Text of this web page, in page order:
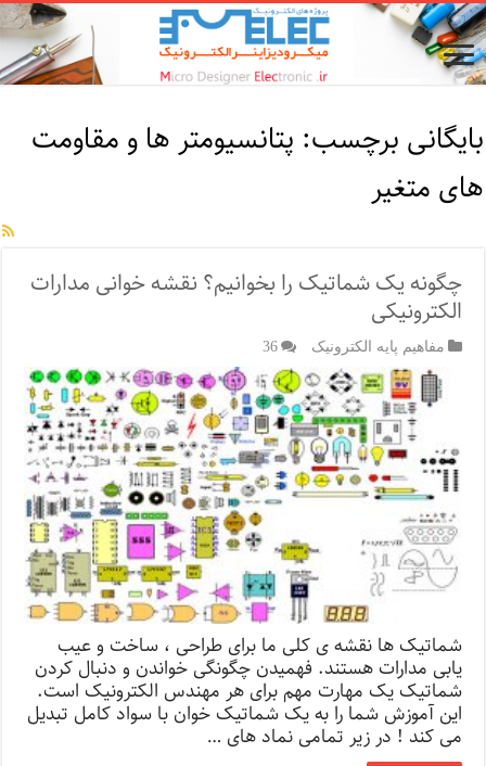
بایگانی برچسب: پتانسیومتر ها و مقاومت
های متغیر
چگونه یک شماتیک را بخوانیم؟ نقشه خوانی مدارات
الکترونیکی
مفاهیم پایه الکترونیک 36
شماتیک ها نقشه ی کلی ما برای طراحی ، ساخت و عیب
یابی مدارات هستند. فهمیدن چگونگی خواندن و دنبال کردن
شماتیک یک مهارت مهم برای هر مهندس الکترونیک است.
این آموزش شما را به یک شماتیک خوان با سواد کامل تبدیل
می کند ! در زیر تمامی نماد های …